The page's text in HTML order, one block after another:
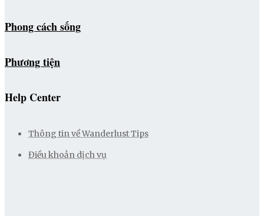
Phong cách sống
Phương tiện
Help Center
Thông tin về Wanderlust Tips
Điều khoản dịch vụ